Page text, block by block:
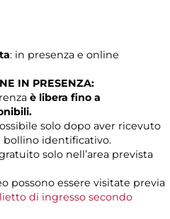
: in presenza e online
IN PRESENZA:
è libera fino a
solo dopo aver ricevuto
bollino identificativo.
solo nell’area prevista
possono essere visitate previa
di ingresso secondo